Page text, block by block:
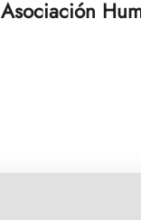
Asociación